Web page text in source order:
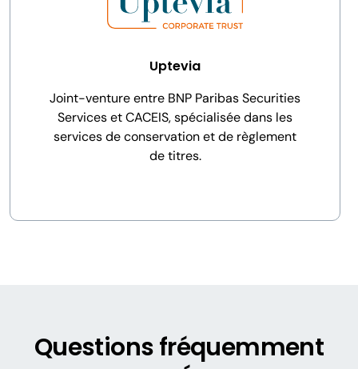
Uptevia
Joint-venture entre BNP Paribas Securities
Services et CACEIS, spécialisée dans les
services de conservation et de règlement
de titres.
Questions fréquemment